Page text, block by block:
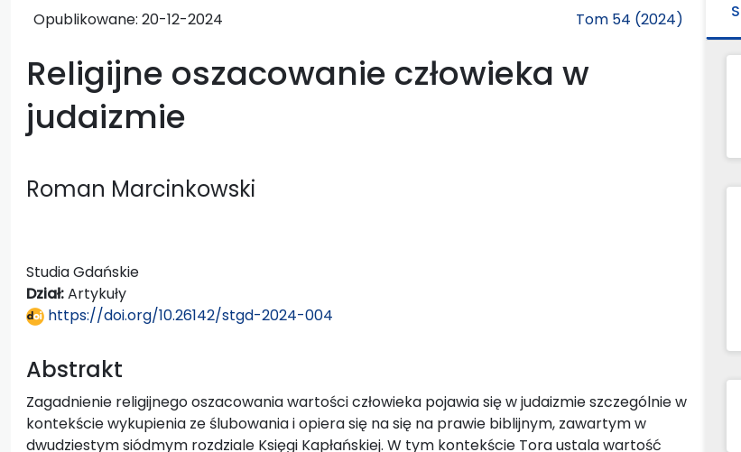
Opublikowane: 20-12-2024 Tom 54 (2024)
Religijne oszacowanie człowieka w
judaizmie
Roman Marcinkowski
Studia Gdańskie
Dział:Artykuły
https://doi.org/10.26142/stgd-2024-004
Abstrakt
Zagadnienie religijnego oszacowania wartości człowieka pojawia się w judaizmie szczególnie w
kontekście wykupienia ze ślubowania i opiera się na się na prawie biblijnym, zawartym w
dwudziestym siódmym rozdziale Księgi Kapłańskiej. W tym kontekście Tora ustala wartość